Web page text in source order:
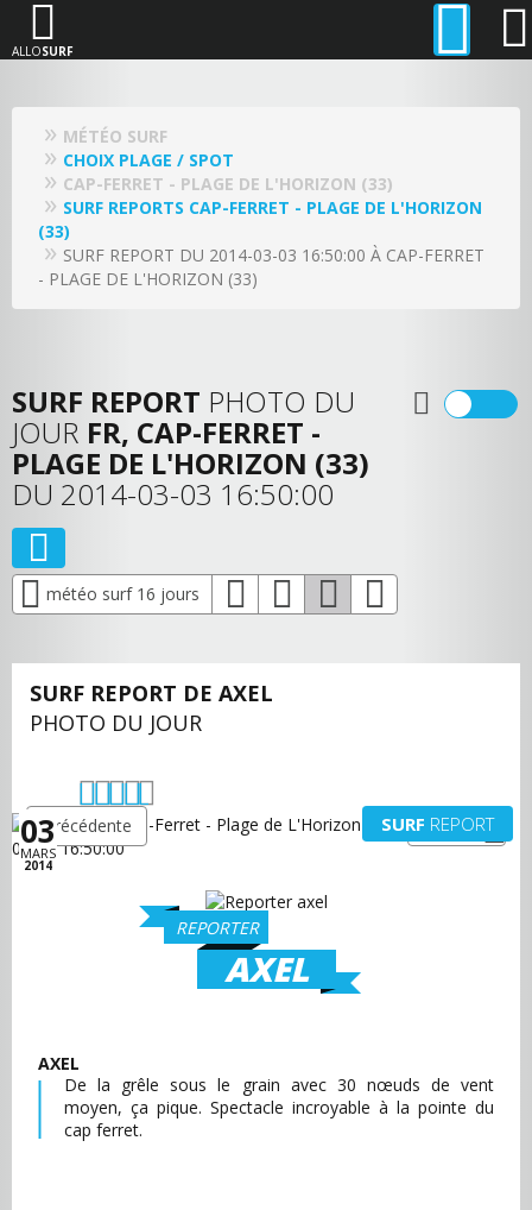
ALLOSURF
MÉTÉO SURF
CHOIX PLAGE / SPOT
CAP-FERRET - PLAGE DE L'HORIZON (33)
SURF REPORTS CAP-FERRET - PLAGE DE L'HORIZON
(33)
SURF REPORT DU 2014-03-03 16:50:00 À CAP-FERRET
- PLAGE DE L'HORIZON (33)
SURF REPORT PHOTO DU
JOUR FR, CAP-FERRET -
PLAGE DE L'HORIZON (33)
DU 2014-03-03 16:50:00
météo surf 16 jours
SURF REPORT DE AXEL
PHOTO DU JOUR
03
MARS
2014
SURF REPORT
précédente suivante
REPORTER
AXEL
AXEL
De la grêle sous le grain avec 30 nœuds de vent
moyen, ça pique. Spectacle incroyable à la pointe du
cap ferret.